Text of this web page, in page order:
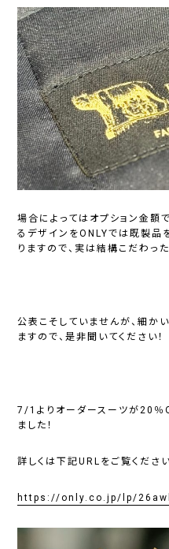
場合によってはオプション金額
るデザインをONLYでは既製品
りますので、実は結構こだわった
公表こそしていませんが、細か
ますので、是非聞いてください！
7/1よりオーダースーツが20％
ました！
詳しくは下記URLをご覧ください
https://only.co.jp/lp/